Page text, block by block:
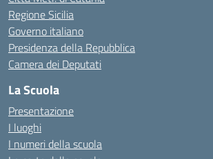
Regione Sicilia
Governo italiano
Presidenza della Repubblica
Camera dei Deputati
La Scuola
Presentazione
I luoghi
I numeri della scuola